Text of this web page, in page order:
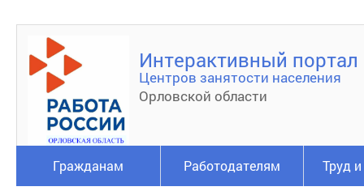
Интерактивный портал
Центров занятости населения
Орловской области
Гражданам Работодателям Труд